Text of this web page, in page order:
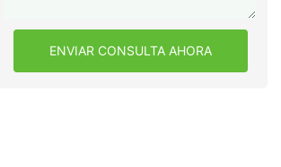
ENVIAR CONSULTA AHORA